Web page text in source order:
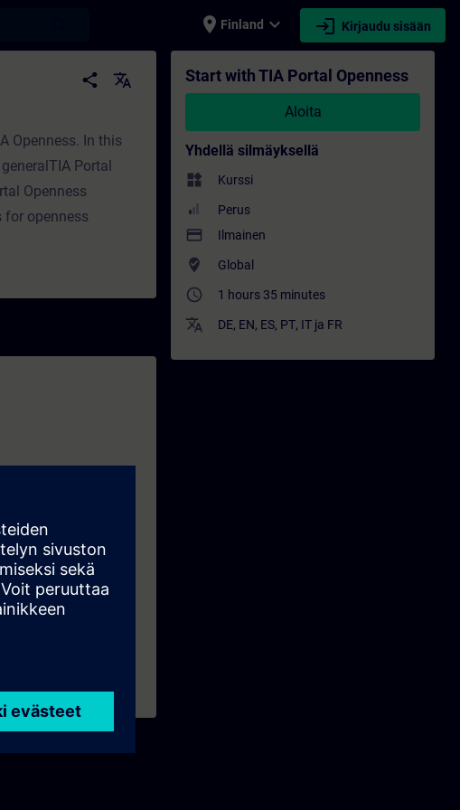
place Finland expand_more login Kirjaudu sisään
- Ammatillinen kehittyminen | SITRAIN
share translate
Openness. In this
Portal
Openness
for openness
Start with TIA Portal Openness
Aloita
Yhdellä silmäyksellä
widgets Kurssi
Perus
payment Ilmainen
where_to_vote Global
access_time 1 hours 35 minutes
translate DE, EN, ES, PT, IT ja FR